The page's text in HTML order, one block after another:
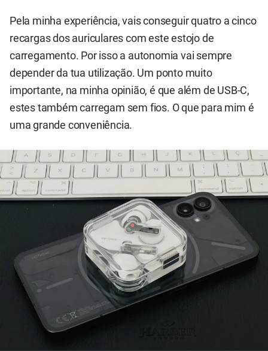
Pela minha experiência, vais conseguir quatro a cinco
recargas dos auriculares com este estojo de
carregamento. Por isso a autonomia vai sempre
depender da tua utilização. Um ponto muito
importante, na minha opinião, é que além de USB-C,
estes também carregam sem fios. O que para mim é
uma grande conveniência.